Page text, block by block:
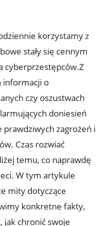
korzystamy z
stały ⁣się cennym‍
cyberprzestępców.Z‌
informacji o
czy oszustwach
doniesień
prawdziwych zagrożeń ​i
Czas ​rozwiać
temu, co naprawdę
W tym artykule
‌mity dotyczące
konkretne ⁤fakty,
jak ⁣chronić⁣ swoje